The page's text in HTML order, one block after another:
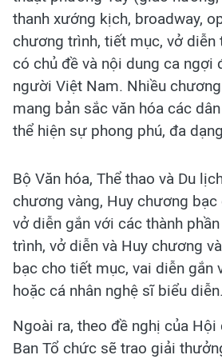
thanh xướng kịch, broadway,
chương trình, tiết mục, vở diễn
có chủ đề và nội dung ca ngợi
người Việt Nam. Nhiều
mang bản sắc văn hóa các
thể hiện sự phong phú, đa
Bộ Văn hóa, Thể thao và Du
chương vàng, Huy chương
vở diễn gắn với các thành
trình, vở diễn và Huy chương
bạc cho tiết mục, vai diễn gắn
hoặc cá nhân nghệ sĩ biểu diễn.
Ngoài ra, theo đề nghị của Hội
Ban Tổ chức sẽ trao giải